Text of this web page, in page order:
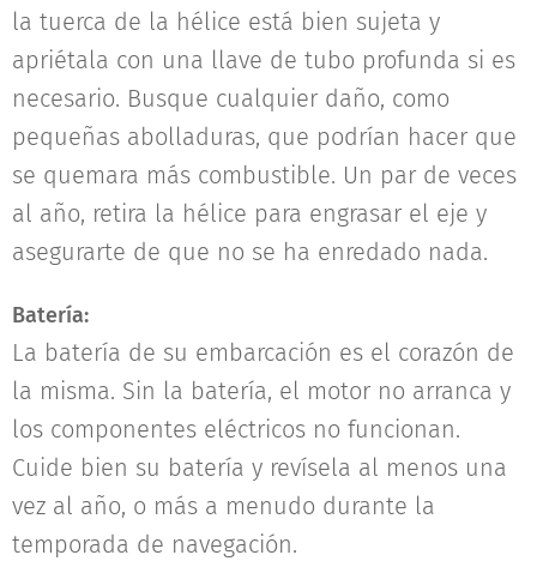
la tuerca de la hélice está bien sujeta y
apriétala con una llave de tubo profunda si es
necesario. Busque cualquier daño, como
pequeñas abolladuras, que podrían hacer que
se quemara más combustible. Un par de veces
al año, retira la hélice para engrasar el eje y
asegurarte de que no se ha enredado nada.
Batería:
La batería de su embarcación es el corazón de
la misma. Sin la batería, el motor no arranca y
los componentes eléctricos no funcionan.
Cuide bien su batería y revísela al menos una
vez al año, o más a menudo durante la
temporada de navegación.